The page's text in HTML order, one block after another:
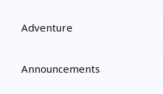
Adventure
Announcements